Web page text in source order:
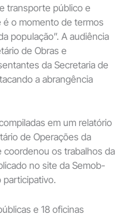
transporte público e
é o momento de termos
população”. A audiência
de Obras e
da Secretaria de
a abrangência
em um relatório
de Operações da
os trabalhos da
no site da Semob-
participativo.
e 18 oficinas